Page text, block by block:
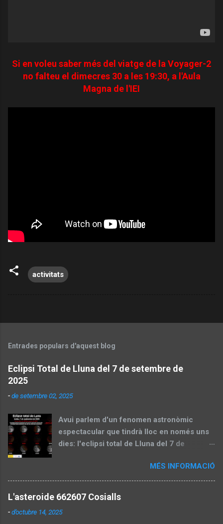
Si en voleu saber més del viatge de la Voyager-2
no falteu el dimecres 30 a les 19:30, a l'Aula
Magna de l'IEI
activitats
Entrades populars d'aquest blog
Eclipsi Total de Lluna del 7 de setembre de
2025
-de setembre 02, 2025
Avui parlem d'un fenomen astronòmic
espectacular que tindrà lloc en només uns
dies: l'eclipsi total de Lluna del 7 de
també conegut com a "lluna de sang", és
una oportunitat perfecta per gaudir del cel
nocturn i aprendre sobre la mecànica
contingut en dues parts: una preparatòria
MÉS INFORMACIÓ
L'asteroide 662607 Cosialls
-d’octubre 14, 2025